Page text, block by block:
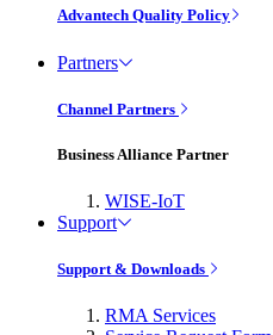
Advantech Quality Policy
Partners
Channel Partners
Business Alliance Partner
WISE-IoT
Support
Support & Downloads
RMA Services